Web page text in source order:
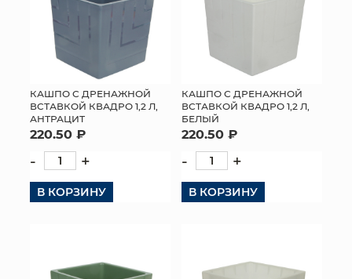
ИСКУССТВЕННЫЕ ЦВЕТЫ
ПАКЕТЫ И СУМКИ
ПОДАРОЧНЫЕ КАРТЫ
ТОРГОВЫЙ ЦЕНТР
ОПТОВЫМ КЛИЕНТАМ
ДОСТАВКА И ОПЛАТА
КАШПО С ДРЕНАЖНОЙ
ВСТАВКОЙ КВАДРО 1,2 Л,
АНТРАЦИТ
220.50 ₽
- +
В КОРЗИНУ
КАШПО С ДРЕНАЖНОЙ
ВСТАВКОЙ КВАДРО 1,2 Л,
БЕЛЫЙ
220.50 ₽
- +
В КОРЗИНУ